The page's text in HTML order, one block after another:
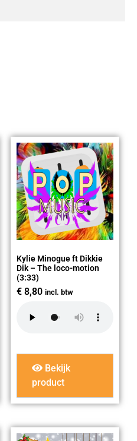
Kylie Minogue ft Dikkie
Dik – The loco-motion
(3:33)
€ 8,80 incl. btw
Bekijk
product